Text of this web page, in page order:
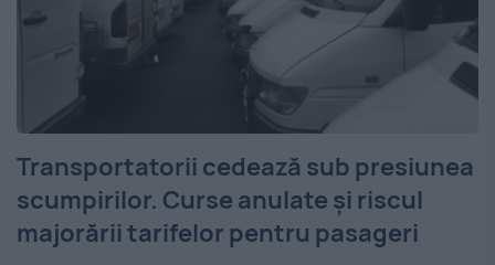
Transportatorii cedează sub presiunea
scumpirilor. Curse anulate și riscul
majorării tarifelor pentru pasageri